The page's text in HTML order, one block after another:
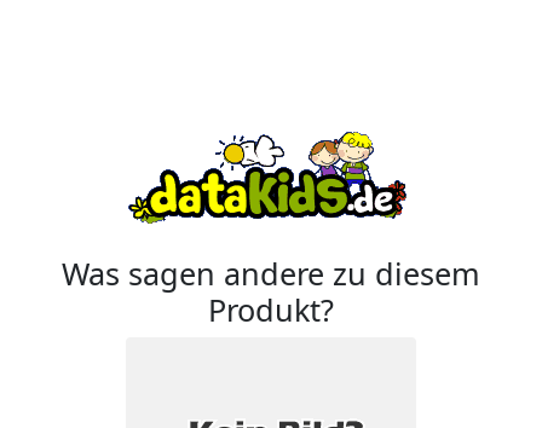
Was sagen andere zu diesem
Produkt?